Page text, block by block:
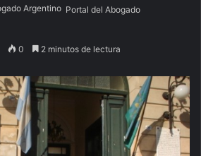
Portal del Abogado
0 2 minutos de lectura